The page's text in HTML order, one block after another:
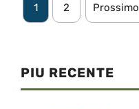
1 2 Prossimo
PIU RECENTE